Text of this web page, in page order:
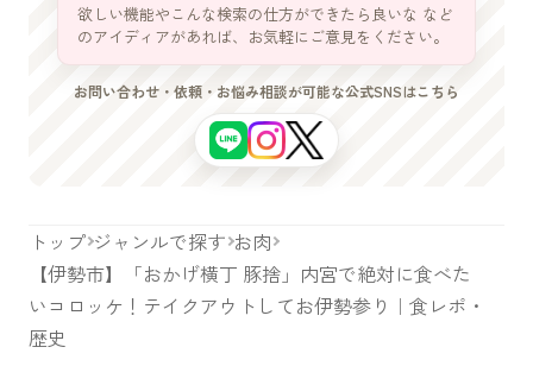
欲しい機能やこんな検索の仕方ができたら良いな など
のアイディアがあれば、お気軽にご意見をください。
お問い合わせ・依頼・お悩み相談が可能な公式SNSはこちら
トップ ジャンルで探す お肉
【伊勢市】「おかげ横丁 豚捨」内宮で絶対に食べた
いコロッケ！テイクアウトしてお伊勢参り｜食レポ・
歴史